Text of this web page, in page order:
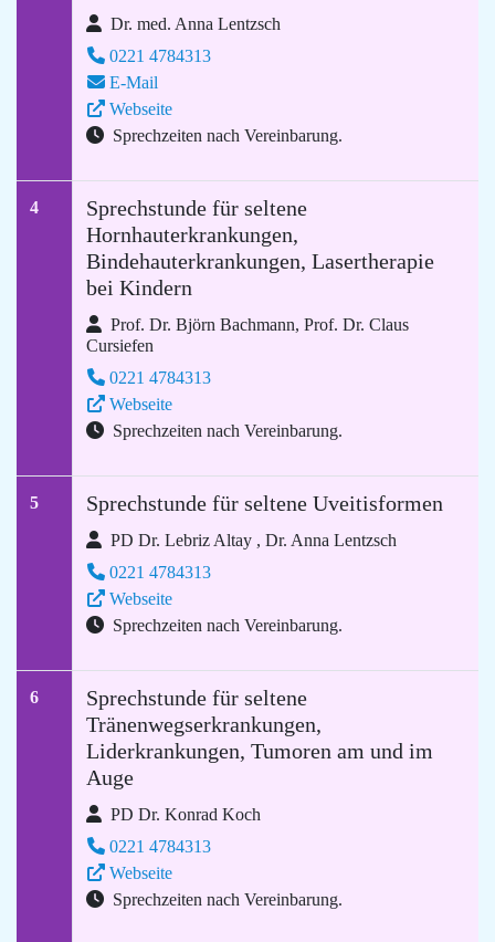
Dr. med. Anna Lentzsch
0221 4784313
E-Mail
Webseite
Sprechzeiten nach Vereinbarung.
4
Sprechstunde für seltene
Hornhauterkrankungen,
Bindehauterkrankungen, Lasertherapie
bei Kindern
Prof. Dr. Björn Bachmann, Prof. Dr. Claus
Cursiefen
0221 4784313
Webseite
Sprechzeiten nach Vereinbarung.
5 Sprechstunde für seltene Uveitisformen
PD Dr. Lebriz Altay , Dr. Anna Lentzsch
0221 4784313
Webseite
Sprechzeiten nach Vereinbarung.
6
Sprechstunde für seltene
Tränenwegserkrankungen,
Liderkrankungen, Tumoren am und im
Auge
PD Dr. Konrad Koch
0221 4784313
Webseite
Sprechzeiten nach Vereinbarung.